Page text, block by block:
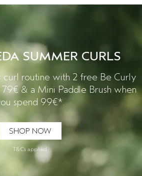
SUMMER CURLS
curl routine with 2 free Be Curly
& a Mini Paddle Brush when
spend 99€*.
SHOP NOW
T&Cs applied.